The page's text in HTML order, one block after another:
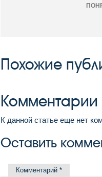
Похожие
Комментарии
К данной статье еще нет
Оставить
Комментарий *